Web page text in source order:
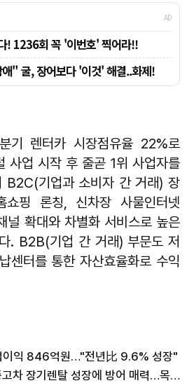
기 렌터카 시장점유율 22%로
사업 시작 후 줄곧 1위 사업자를
B2C(기업과 소비자 간 거래) 장
쇼핑 론칭, 신차장 사물인터넷
널 확대와 차별화 서비스로 높은
. B2B(기업 간 거래) 부문도 저
센터를 통한 자산효율화로 수익
이익 846억원…"전년比 9.6% 성장"
키움證 "롯데렌탈, 중고차 장기렌탈 성장에 방어 매력…목표주가 9.8%↑"